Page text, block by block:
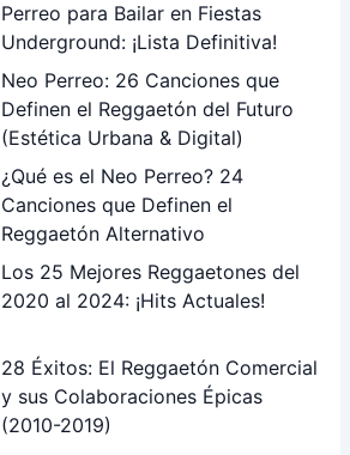
Perreo para Bailar en Fiestas
Underground: ¡Lista Definitiva!
Neo Perreo: 26 Canciones que
Definen el Reggaetón del Futuro
(Estética Urbana & Digital)
¿Qué es el Neo Perreo? 24
Canciones que Definen el
Reggaetón Alternativo
Los 25 Mejores Reggaetones del
2020 al 2024: ¡Hits Actuales!
28 Éxitos: El Reggaetón Comercial
y sus Colaboraciones Épicas
(2010-2019)